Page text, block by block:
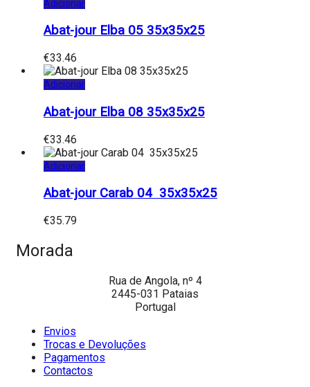
Adicionar
Abat-jour Elba 05 35x35x25
€33.46
Adicionar
Abat-jour Elba 08 35x35x25
€33.46
Adicionar
Abat-jour Carab 04 35x35x25
€35.79
Morada
Rua de Angola, nº 4
2445-031 Pataias
Portugal
Envios
Trocas e Devoluções
Pagamentos
Contactos